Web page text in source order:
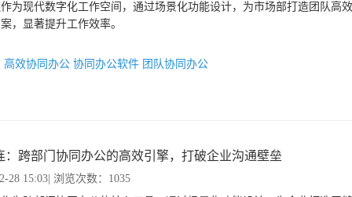
为现代数字化工作空间，通过场景化功能设计，为市场部打造团队高
，显著提升工作效率。
高效协同办公 协同办公软件 团队协同办公
：跨部门协同办公的高效引擎，打破企业沟通壁垒
28 15:03 | 浏览次数：1035